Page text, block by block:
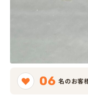
06 名のお客